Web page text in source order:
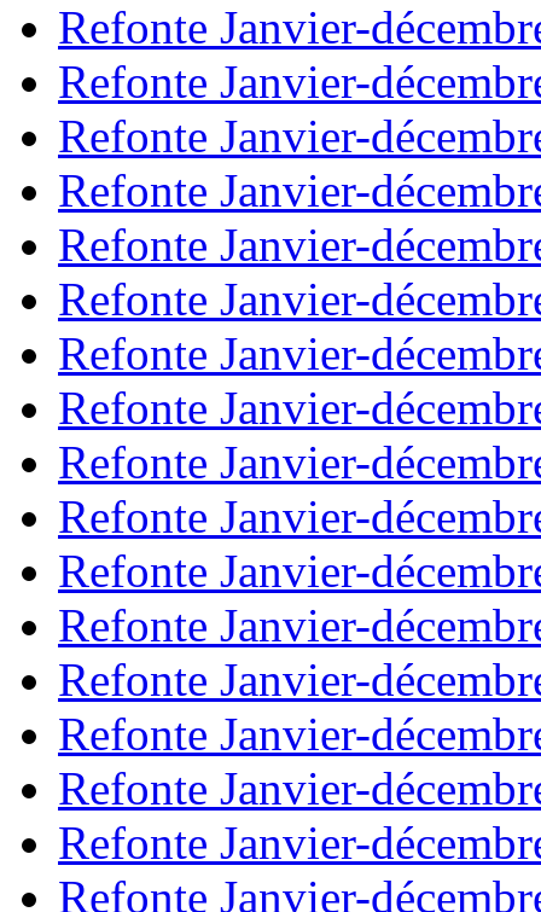
Refonte Janvier-
Refonte Janvier-
Refonte Janvier-
Refonte Janvier-
Refonte Janvier-
Refonte Janvier-
Refonte Janvier-
Refonte Janvier-
Refonte Janvier-
Refonte Janvier-
Refonte Janvier-
Refonte Janvier-
Refonte Janvier-
Refonte Janvier-
Refonte Janvier-
Refonte Janvier-
Refonte Janvier-